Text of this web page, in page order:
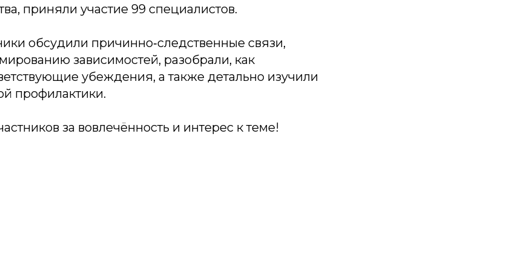
приняли участие 99 специалистов.
обсудили причинно‑следственные связи,
зависимостей, разобрали, как
убеждения, а также детально изучили
профилактики.
за вовлечённость и интерес к теме!